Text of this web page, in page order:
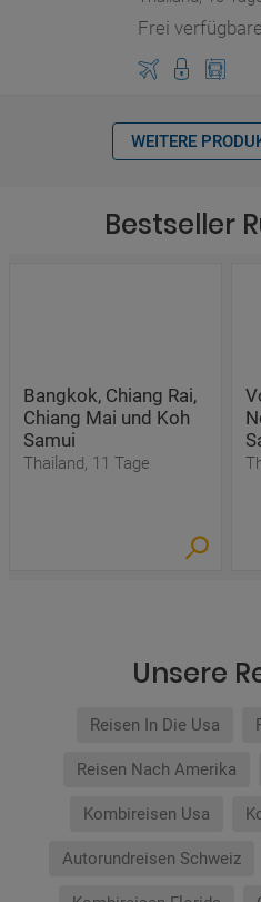
Frei
WEITERE
Bestseller
Bangkok, Chiang Rai,
Chiang Mai und Koh
Samui
Thailand, 11 Tage
Unsere
Reisen In Die Usa
Reisen Nach Amerika
Kombireisen Usa
Autorundreisen Schweiz